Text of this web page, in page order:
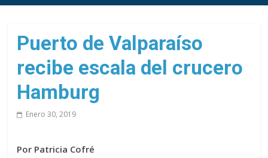
la
de
cruceros
en
un
solo
Puerto de Valparaíso
recibe escala del crucero
Hamburg
Enero 30, 2019
Por Patricia Cofré